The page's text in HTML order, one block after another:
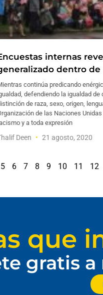
internas
dentro de
continúa predicando
defendiendo la igualdad
de raza, sexo, origen,
de las Naciones
y a toda expresión
Deen 21 agosto, 2020
5 6 7 8 9 10 11 12
que
gratis